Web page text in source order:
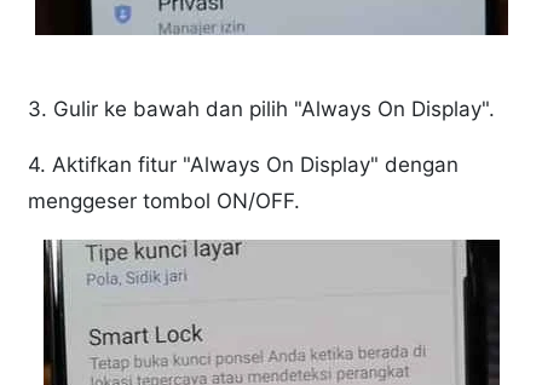
3. Gulir ke bawah dan pilih "Always On Display".
4. Aktifkan fitur "Always On Display" dengan
menggeser tombol ON/OFF.